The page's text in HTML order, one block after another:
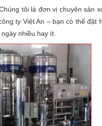
tôi là đơn vị chuyên sản
ty Việt An – bạn có thể đặt
nhiều hay ít.